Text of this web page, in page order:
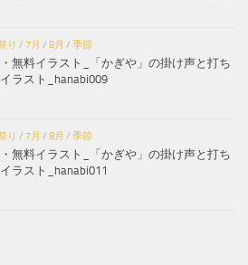
り / 7月 / 8月 / 季節
無料イラスト_「かぎや」の掛け声と打ち
ラスト_hanabi009
り / 7月 / 8月 / 季節
無料イラスト_「かぎや」の掛け声と打ち
ラスト_hanabi011